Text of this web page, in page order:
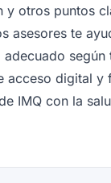
y otros puntos
asesores te
según
acceso digital y
IMQ con la